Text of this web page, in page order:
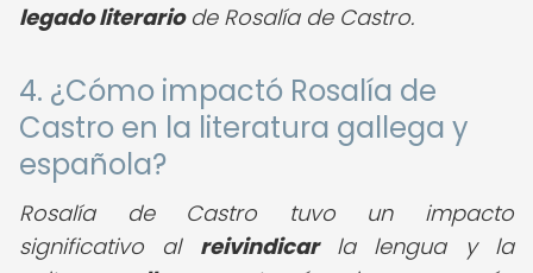
legado literariode Rosalía de Castro.
4. ¿Cómo impactó Rosalía de
Castro en la literatura gallega y
española?
Rosalía de Castro tuvo un impacto
significativo al reivindicarla lengua y la